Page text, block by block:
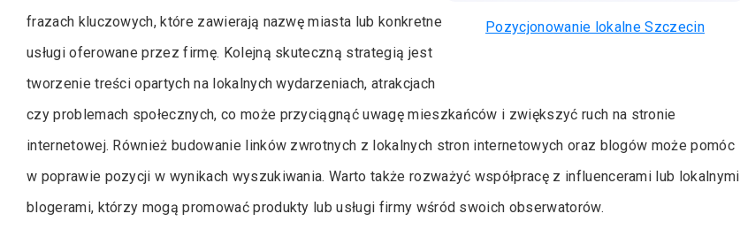
Pozycjonowanie lokalne Szczecin
frazach kluczowych, które zawierają nazwę miasta lub konkretne
usługi oferowane przez firmę. Kolejną skuteczną strategią jest
tworzenie treści opartych na lokalnych wydarzeniach, atrakcjach
czy problemach społecznych, co może przyciągnąć uwagę mieszkańców i zwiększyć ruch na stronie
internetowej. Również budowanie linków zwrotnych z lokalnych stron internetowych oraz blogów może pomóc
w poprawie pozycji w wynikach wyszukiwania. Warto także rozważyć współpracę z influencerami lub lokalnymi
blogerami, którzy mogą promować produkty lub usługi firmy wśród swoich obserwatorów.